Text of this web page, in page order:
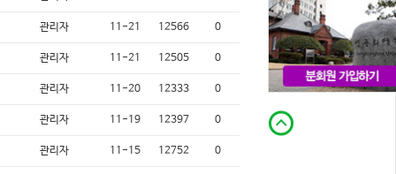
관리자 11-21 12566 0
관리자 11-21 12505 0
관리자 11-20 12333 0
관리자 11-19 12397 0
관리자 11-15 12752 0